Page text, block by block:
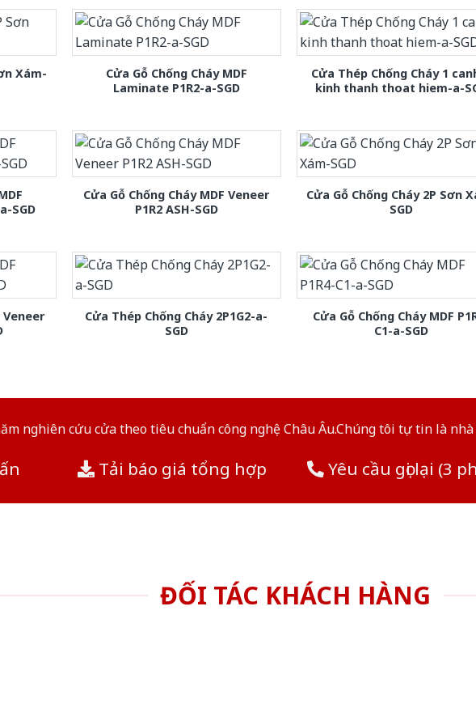
Xám-
Cửa Gỗ Chống Cháy MDF
Laminate P1R2-a-SGD
Cửa Thép Chống Cháy 1
kinh thanh thoat hiem-a-
SGD
Cửa Gỗ Chống Cháy MDF Veneer
P1R2 ASH-SGD
Cửa Gỗ Chống Cháy 2P Sơn
SGD
Veneer
Cửa Thép Chống Cháy 2P1G2-a-
SGD
Cửa Gỗ Chống Cháy MDF
C1-a-SGD
nghiên cứu cửa theo tiêu chuẩn công nghệ Châu Âu.Chúng tôi tự tin là
Tải báo giá tổng hợp Yêu cầu gọi lại (3
ĐỐI TÁC KHÁCH HÀNG